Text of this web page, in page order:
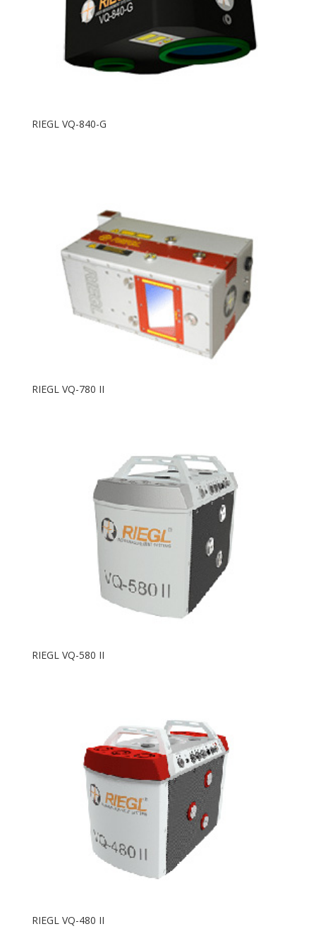
RIEGL VQ-840-G
RIEGL VQ-780 II
RIEGL VQ-580 II
RIEGL VQ-480 II